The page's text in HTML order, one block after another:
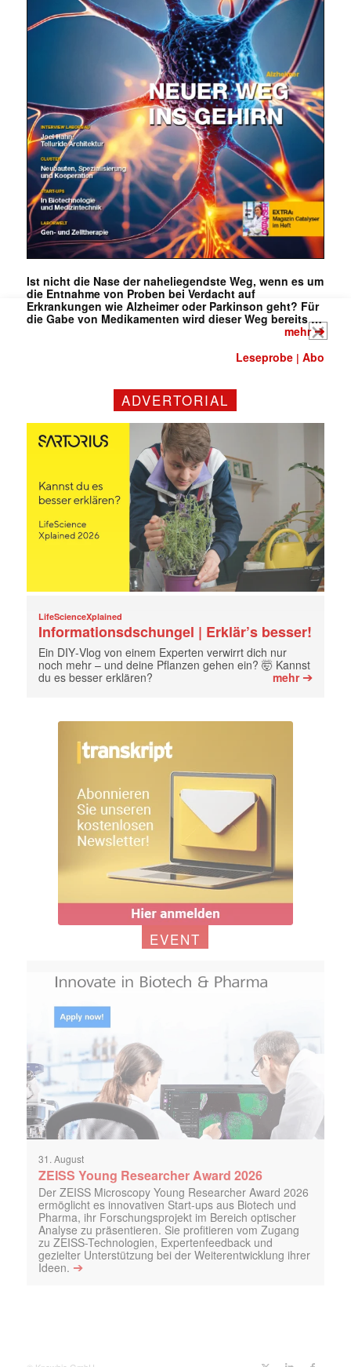
Mit dem |transkript-Newsletter
jede Woche aktuell informiert.
E-
Mail
Ist nicht die Nase der naheliegendste Weg, wenn es um
die Entnahme von Proben bei Verdacht auf
Erkrankungen wie Alzheimer oder Parkinson geht? Für
die Gabe von Medikamenten wird dieser Weg bereits …
mehr➔
Leseprobe |Abo
ADVERTORIAL
LifeScienceXplained
Informationsdschungel | Erklär’s besser!
Ein DIY‑Vlog von einem Experten verwirrt dich nur
noch mehr – und deine Pflanzen gehen ein? 🤯 Kannst
du es besser erklären?
mehr➔
EVENT
31. August
ZEISS Young Researcher Award 2026
Der ZEISS Microscopy Young Researcher Award 2026
ermöglicht es innovativen Start-ups aus Biotech und
Pharma, ihr Forschungsprojekt im Bereich optischer
Analyse zu präsentieren. Sie profitieren vom Zugang
zu ZEISS-Technologien, Expertenfeedback und
gezielter Unterstützung bei der Weiterentwicklung ihrer
Ideen. ➔